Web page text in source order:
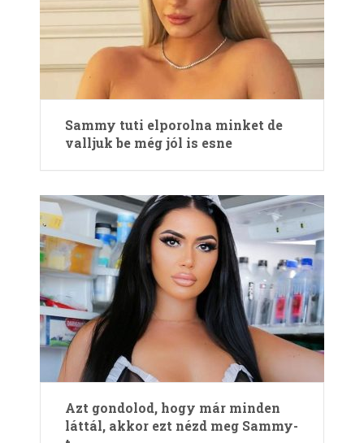
Sammy tuti elporolna minket de
valljuk be még jól is esne
Azt gondolod, hogy már minden
láttál, akkor ezt nézd meg Sammy-